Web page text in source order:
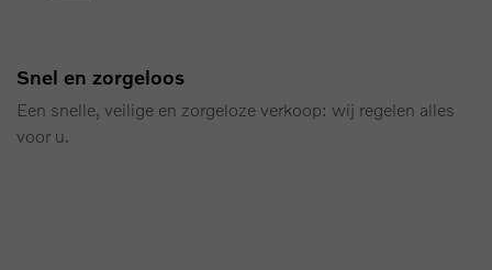
Snel en zorgeloos
Een snelle, veilige en zorgeloze verkoop: wij regelen alles
voor u.